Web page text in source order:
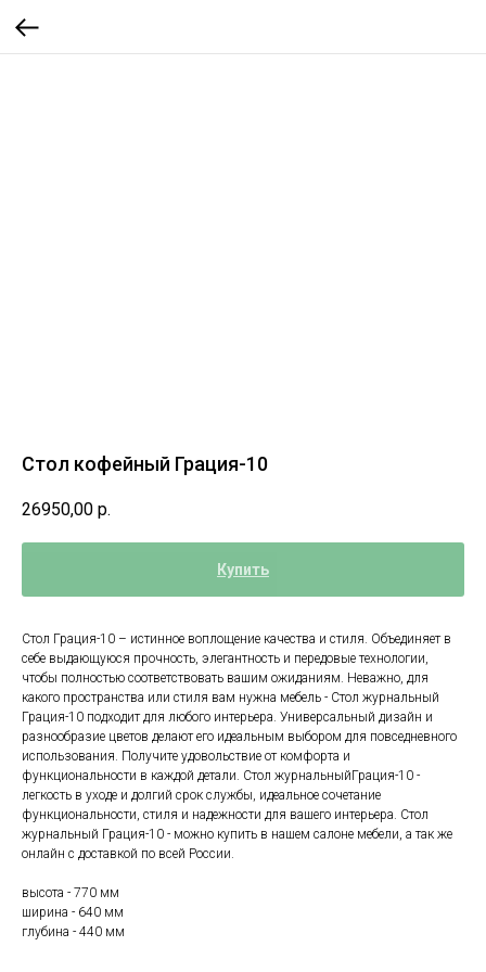
Стол кофейный Грация-10
26950,00 р.
Купить
Стол Грация-10 – истинное воплощение качества и стиля. Объединяет в
себе выдающуюся прочность, элегантность и передовые технологии,
чтобы полностью соответствовать вашим ожиданиям. Неважно, для
какого пространства или стиля вам нужна мебель - Стол журнальный
Грация-10 подходит для любого интерьера. Универсальный дизайн и
разнообразие цветов делают его идеальным выбором для повседневного
использования. Получите удовольствие от комфорта и
функциональности в каждой детали. Стол журнальныйГрация-10 -
легкость в уходе и долгий срок службы, идеальное сочетание
функциональности, стиля и надежности для вашего интерьера. Стол
журнальный Грация-10 - можно купить в нашем салоне мебели, а так же
онлайн с доставкой по всей России.
высота - 770 мм
ширина - 640 мм
глубина - 440 мм